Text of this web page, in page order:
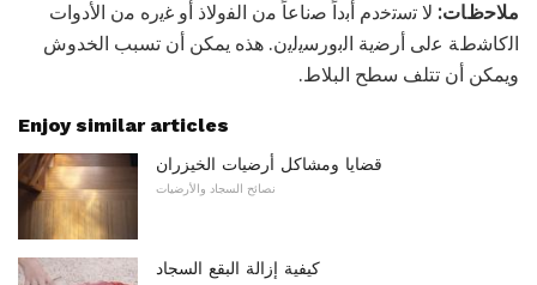
ﻣﻼﺣظﺎت: ﻻ ﺗﺳﺗﺧدم أﺑداً ﺻﻧﺎﻋﺎً ﻣن اﻟﻔوﻻذ أو ﻏﯾره ﻣن اﻷدوات
اﻟﮐﺎﺷطﺔ ﻋﻟﯽ أرﺿﯾﺔ اﻟﺑورﺳﯾﻟﯾن. هذه يمكن أن تسبب الخدوش
ويمكن أن تتلف سطح البلاط.
Enjoy similar articles
قضايا ومشاكل أرضيات الخيزران
نصائح السجاد والأرضيات
كيفية إزالة البقع السجاد